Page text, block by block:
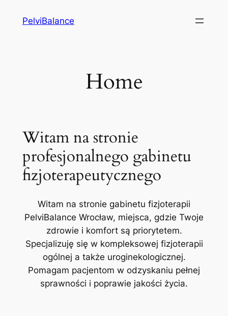
PelviBalance
Home
Witam na stronie
profesjonalnego gabinetu
fizjoterapeutycznego
Witam na stronie gabinetu fizjoterapii
PelviBalance Wrocław, miejsca, gdzie Twoje
zdrowie i komfort są priorytetem.
Specjalizuję się w kompleksowej fizjoterapii
ogólnej a także uroginekologicznej.
Pomagam pacjentom w odzyskaniu pełnej
sprawności i poprawie jakości życia.